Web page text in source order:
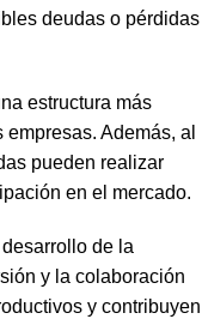
deudas o pérdidas
estructura más
Además, al
pueden realizar
en el mercado.
de la
y la colaboración
y contribuyen